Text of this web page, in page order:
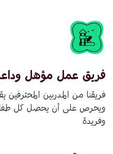
فريق عمل مؤهل
فريقنا من المدربين
ويحرص على أن يحصل كل
وفريدة